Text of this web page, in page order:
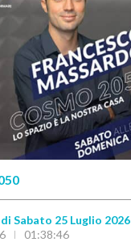
Sabato 25 Luglio 2026
01:38:46